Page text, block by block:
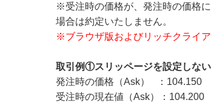
※受注時の価格が、発注時の価格
場合は約定いたしません。
※ブラウザ版およびリッチクライ
取引例①スリッページを設定しない
発注時の価格（Ask） ：104.150
受注時の現在値（Ask）：104.200